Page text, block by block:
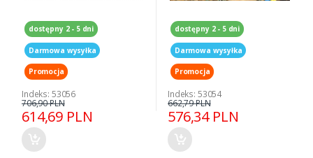
dostępny 2 - 5 dni
Darmowa wysyłka
Promocja
Indeks: 53056
614,69 PLN
706,90 PLN
dostępny 2 - 5 dni
Darmowa wysyłka
Promocja
Indeks: 53054
576,34 PLN
662,79 PLN